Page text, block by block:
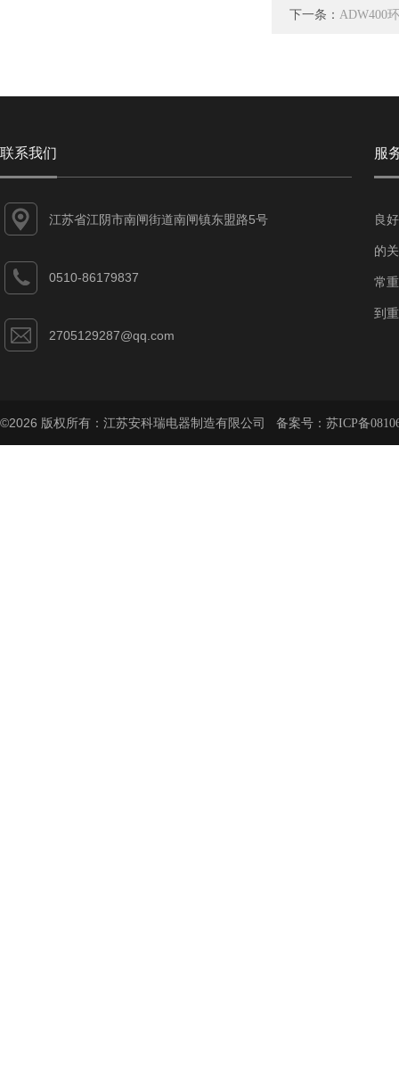
下一条： ADW400
联系我们
江苏省江阴市南闸街道南闸镇东盟路5号
0510-86179837
2705129287@qq.com
服
良
的
常
到
©2026 版权所有：江苏安科瑞电器制造有限公司 备案号： 苏ICP备